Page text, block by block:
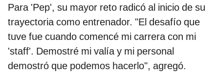
Para 'Pep', su mayor reto radicó al inicio de su
trayectoria como entrenador. "El desafío que
tuve fue cuando comencé mi carrera con mi
'staff'. Demostré mi valía y mi personal
demostró que podemos hacerlo", agregó.